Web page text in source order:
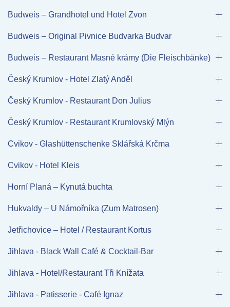
Budweis – Grandhotel und Hotel Zvon
Budweis – Original Pivnice Budvarka Budvar
Budweis – Restaurant Masné krámy (Die Fleischbänke)
Český Krumlov - Hotel Zlatý Anděl
Český Krumlov - Restaurant Don Julius
Český Krumlov - Restaurant Krumlovský Mlýn
Cvikov - Glashüttenschenke Sklářská Krčma
Cvikov - Hotel Kleis
Horní Planá – Kynutá buchta
Hukvaldy – U Námořníka (Zum Matrosen)
Jetřichovice – Hotel / Restaurant Kortus
Jihlava - Black Wall Café & Cocktail-Bar
Jihlava - Hotel/Restaurant Tři Knížata
Jihlava - Patisserie - Café Ignaz